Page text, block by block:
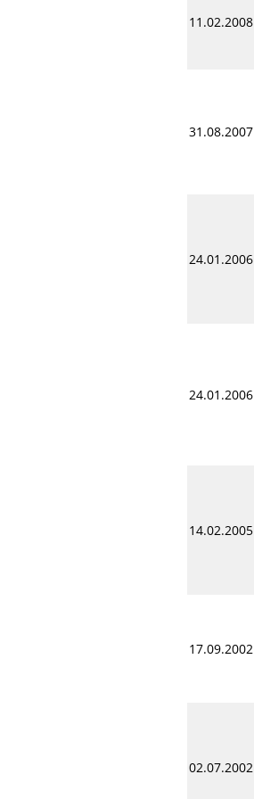
11.02.2008
31.08.2007
24.01.2006
24.01.2006
14.02.2005
17.09.2002
02.07.2002